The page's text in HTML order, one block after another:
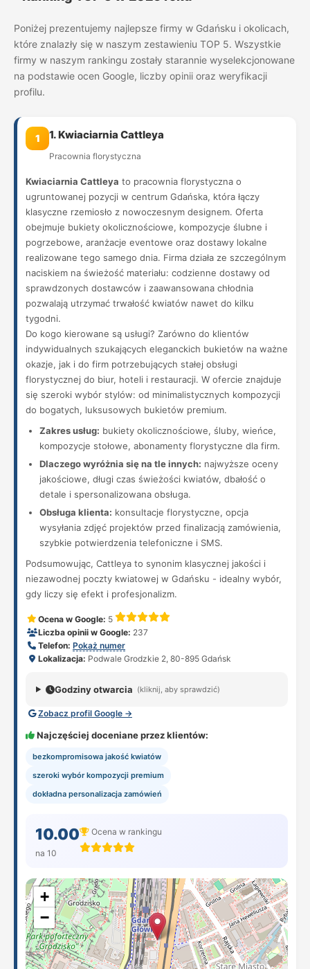
Poniżej prezentujemy najlepsze firmy w Gdańsku i okolicach,
które znalazły się w naszym zestawieniu TOP 5. Wszystkie
firmy w naszym rankingu zostały starannie wyselekcjonowane
na podstawie ocen Google, liczby opinii oraz weryfikacji
profilu.
1 1. Kwiaciarnia Cattleya
Pracownia florystyczna
Kwiaciarnia Cattleya to pracownia florystyczna o
ugruntowanej pozycji w centrum Gdańska, która łączy
klasyczne rzemiosło z nowoczesnym designem. Oferta
obejmuje bukiety okolicznościowe, kompozycje ślubne i
pogrzebowe, aranżacje eventowe oraz dostawy lokalne
realizowane tego samego dnia. Firma działa ze szczególnym
naciskiem na świeżość materiału: codzienne dostawy od
sprawdzonych dostawców i zaawansowana chłodnia
pozwalają utrzymać trwałość kwiatów nawet do kilku
tygodni.
Do kogo kierowane są usługi? Zarówno do klientów
indywidualnych szukających eleganckich bukietów na ważne
okazje, jak i do firm potrzebujących stałej obsługi
florystycznej do biur, hoteli i restauracji. W ofercie znajduje
się szeroki wybór stylów: od minimalistycznych kompozycji
do bogatych, luksusowych bukietów premium.
Zakres usług: bukiety okolicznościowe, śluby, wieńce,
kompozycje stołowe, abonamenty florystyczne dla firm.
Dlaczego wyróżnia się na tle innych: najwyższe oceny
jakościowe, długi czas świeżości kwiatów, dbałość o
detale i spersonalizowana obsługa.
Obsługa klienta: konsultacje florystyczne, opcja
wysyłania zdjęć projektów przed finalizacją zamówienia,
szybkie potwierdzenia telefoniczne i SMS.
Podsumowując, Cattleya to synonim klasycznej jakości i
niezawodnej poczty kwiatowej w Gdańsku - idealny wybór,
gdy liczy się efekt i profesjonalizm.
Ocena w Google: 5
Liczba opinii w Google: 237
Telefon: Pokaż numer
Lokalizacja: Podwale Grodzkie 2, 80-895 Gdańsk
Godziny otwarcia (kliknij, aby sprawdzić)
Zobacz profil Google →
Najczęściej doceniane przez klientów:
bezkompromisowa jakość kwiatów
szeroki wybór kompozycji premium
dokładna personalizacja zamówień
10.00
na 10
Ocena w rankingu
+
−